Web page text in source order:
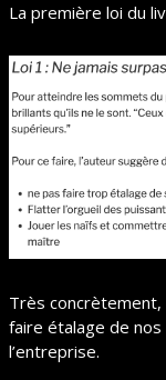
La première loi du
Très concrètement,
faire étalage de
l’entreprise.